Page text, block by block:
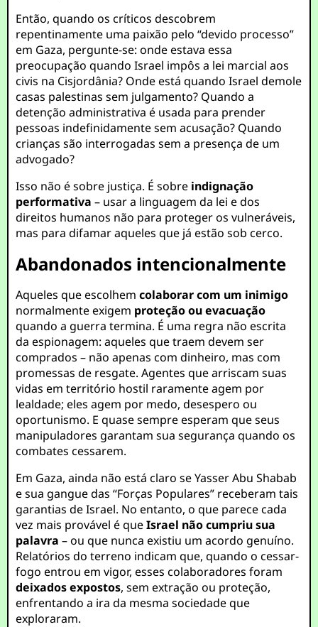
Então, quando os críticos descobrem
repentinamente uma paixão pelo “devido processo”
em Gaza, pergunte-se: onde estava essa
preocupação quando Israel impôs a lei marcial aos
civis na Cisjordânia? Onde está quando Israel demole
casas palestinas sem julgamento? Quando a
detenção administrativa é usada para prender
pessoas indefinidamente sem acusação? Quando
crianças são interrogadas sem a presença de um
advogado?
Isso não é sobre justiça. É sobre indignação
performativa – usar a linguagem da lei e dos
direitos humanos não para proteger os vulneráveis,
mas para difamar aqueles que já estão sob cerco.
Abandonados intencionalmente
Aqueles que escolhemcolaborar com um inimigo
normalmente exigem proteção ou evacuação
quando a guerra termina. É uma regra não escrita
da espionagem: aqueles que traem devem ser
comprados – não apenas com dinheiro, mas com
promessas de resgate. Agentes que arriscam suas
vidas em território hostil raramente agem por
lealdade; eles agem por medo, desespero ou
oportunismo. E quase sempre esperam que seus
manipuladores garantam sua segurança quando os
combates cessarem.
Em Gaza, ainda não está claro se Yasser Abu Shabab
e sua gangue das “Forças Populares” receberam tais
garantias de Israel. No entanto, o que parece cada
vez mais provável é queIsrael não cumpriu sua
palavra – ou que nunca existiu um acordo genuíno.
Relatórios do terreno indicam que, quando o cessar-
fogo entrou em vigor, esses colaboradores foram
deixados expostos, sem extração ou proteção,
enfrentando a ira da mesma sociedade que
exploraram.